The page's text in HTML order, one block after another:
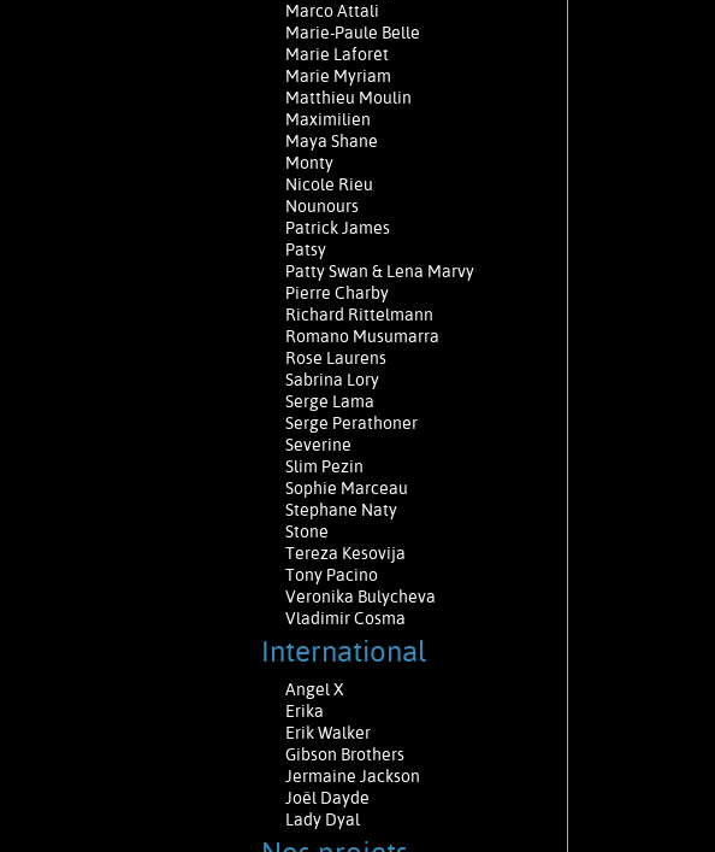
Marco Attali
Marie-Paule Belle
Marie Laforêt
Marie Myriam
Matthieu Moulin
Maximilien
Maya Shane
Monty
Nicole Rieu
Nounours
Patrick James
Patsy
Patty Swan & Lena Marvy
Pierre Charby
Richard Rittelmann
Romano Musumarra
Rose Laurens
Sabrina Lory
Serge Lama
Serge Perathoner
Severine
Slim Pezin
Sophie Marceau
Stephane Naty
Stone
Tereza Kesovija
Tony Pacino
Veronika Bulycheva
Vladimir Cosma
International
Angel X
Erika
Erik Walker
Gibson Brothers
Jermaine Jackson
Joël Dayde
Lady Dyal